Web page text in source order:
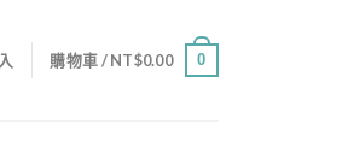
購物車 /NT$0.00 0